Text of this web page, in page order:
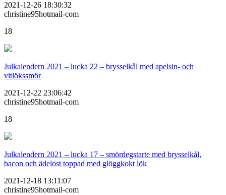
2021-12-26 18:30:32
christine95hotmail-com
18
Julkalendern 2021 – lucka 22 – brysselkål med apelsin- och
vitlökssmör
2021-12-22 23:06:42
christine95hotmail-com
18
Julkalendern 2021 – lucka 17 – smördegstarte med brysselkål,
bacon och ädelost toppad med glöggkokt lök
2021-12-18 13:11:07
christine95hotmail-com